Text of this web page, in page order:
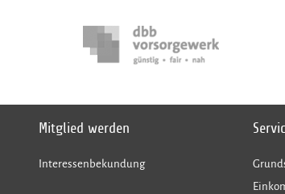
Mitglied werden
Interessenbekundung